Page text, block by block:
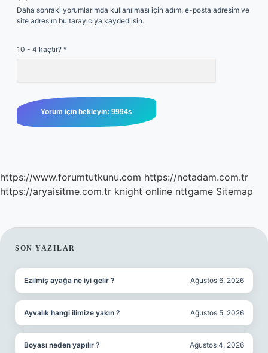
Daha sonraki yorumlarımda kullanılması için adım, e-posta adresim ve
site adresim bu tarayıcıya kaydedilsin.
10 - 4 kaçtır? *
https://www.forumtutkunu.com https://netadam.com.tr
https://aryaisitme.com.tr knight online nttgame Sitemap
SIDEBAR
SON YAZILAR
Ezilmiş ayağa ne iyi gelir ? Ağustos 6, 2026
Ayvalık hangi ilimize yakın ? Ağustos 5, 2026
Boyası neden yapılır ? Ağustos 4, 2026